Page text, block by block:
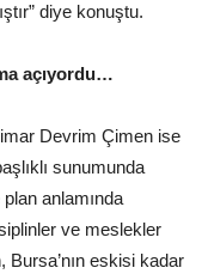
diye konuştu.
açıyordu…
Devrim Çimen ise
sunumunda
anlamında
ve meslekler
Bursa’nın eskisi kadar